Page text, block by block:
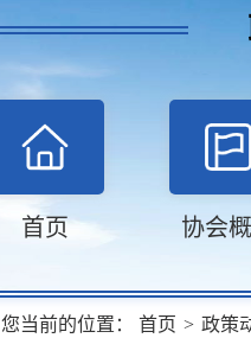
首页 协会
您当前的位置： 首页 > 政策